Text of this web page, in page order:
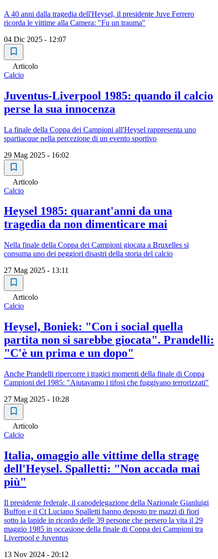
A 40 anni dalla tragedia dell'Heysel, il presidente Juve Ferrero
ricorda le vittime alla Camera: "Fu un trauma"
04 Dic 2025 - 12:07
Articolo
Calcio
Juventus-Liverpool 1985: quando il calcio
perse la sua innocenza
La finale della Coppa dei Campioni all'Heysel rappresenta uno
spartiacque nella percezione di un evento sportivo
29 Mag 2025 - 16:02
Articolo
Calcio
Heysel 1985: quarant'anni da una
tragedia da non dimenticare mai
Nella finale della Coppa dei Campioni giocata a Bruxelles si
consuma uno dei peggiori disastri della storia del calcio
27 Mag 2025 - 13:11
Articolo
Calcio
Heysel, Boniek: "Con i social quella
partita non si sarebbe giocata". Prandelli:
"C'è un prima e un dopo"
Anche Prandelli ripercorre i tragici momenti della finale di Coppa
Campioni del 1985: "Aiutavamo i tifosi che fuggivano terrorizzati"
27 Mag 2025 - 10:28
Articolo
Calcio
Italia, omaggio alle vittime della strage
dell'Heysel. Spalletti: "Non accada mai
più"
Il presidente federale, il capodelegazione della Nazionale Gianluigi
Buffon e il Ct Luciano Spalletti hanno deposto tre mazzi di fiori
sotto la lapide in ricordo delle 39 persone che persero la vita il 29
maggio 1985 in occasione della finale di Coppa dei Campioni tra
Liverpool e Juventus
13 Nov 2024 - 20:12